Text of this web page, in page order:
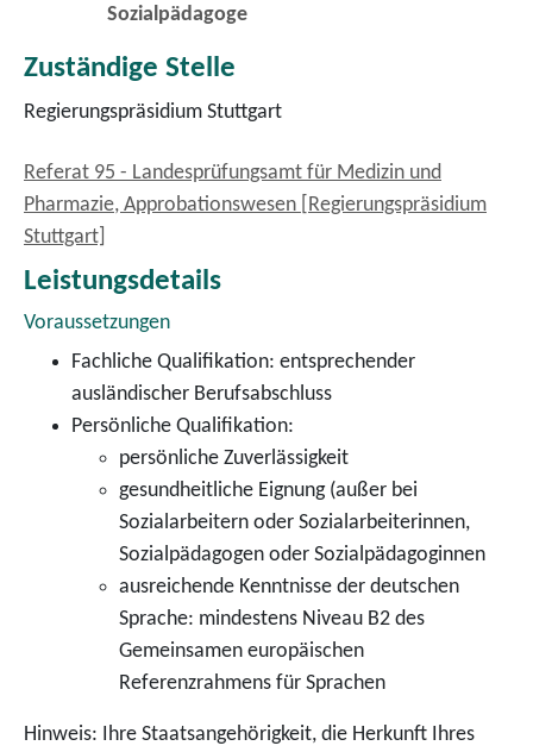
Sozialpädagoge
Zuständige Stelle
Regierungspräsidium Stuttgart
Referat 95 - Landesprüfungsamt für Medizin und
Pharmazie, Approbationswesen [Regierungspräsidium
Stuttgart]
Leistungsdetails
Voraussetzungen
Fachliche Qualifikation: entsprechender
ausländischer Berufsabschluss
Persönliche Qualifikation:
persönliche Zuverlässigkeit
gesundheitliche Eignung (außer bei
Sozialarbeitern oder Sozialarbeiterinnen,
Sozialpädagogen oder Sozialpädagoginnen
ausreichende Kenntnisse der deutschen
Sprache: mindestens Niveau B2 des
Gemeinsamen europäischen
Referenzrahmens für Sprachen
Hinweis: Ihre Staatsangehörigkeit, die Herkunft Ihres